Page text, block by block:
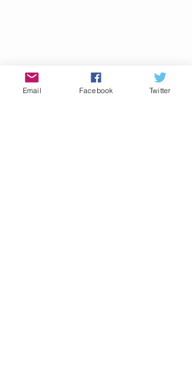
#Gesundheitspolitik
#JungeKrebspatienten
Email Facebook Twitter